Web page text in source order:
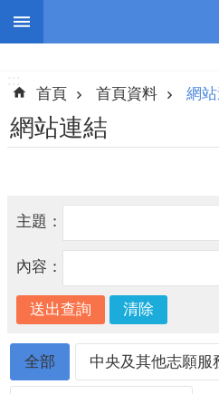
跳到主要內容區塊
搜
識
們
工
團
隊
:::
首頁 首頁資料 網
網站連結
主題：
內容：
全部 中央及其他志願服